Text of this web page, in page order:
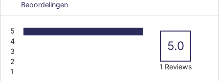
Beoordelingen
5
4
3
2
1
5.0
1 Reviews